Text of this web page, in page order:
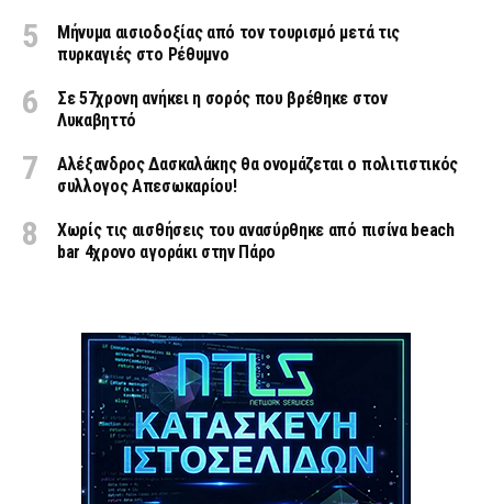
Μήνυμα αισιοδοξίας από τον τουρισμό μετά τις
πυρκαγιές στο Ρέθυμνο
Σε 57χρονη ανήκει η σορός που βρέθηκε στον
Λυκαβηττό
Αλέξανδρος Δασκαλάκης θα ονομάζεται ο πολιτιστικός
συλλογος Απεσωκαρίου!
Χωρίς τις αισθήσεις του ανασύρθηκε από πισίνα beach
bar 4χρονο αγοράκι στην Πάρο